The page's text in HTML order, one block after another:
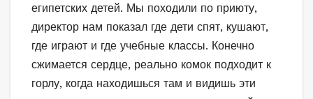
египетских детей. Мы походили по приюту,
директор нам показал где дети спят, кушают,
где играют и где учебные классы. Конечно
сжимается сердце, реально комок подходит к
горлу, когда находишься там и видишь эти